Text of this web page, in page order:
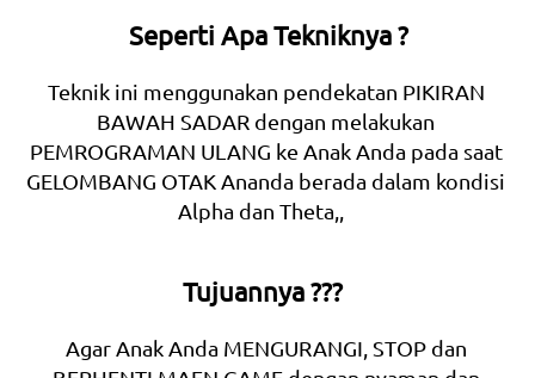
Seperti Apa Tekniknya ?
Teknik ini menggunakan pendekatan PIKIRAN
BAWAH SADAR dengan melakukan
PEMROGRAMAN ULANG ke Anak Anda pada saat
GELOMBANG OTAK Ananda berada dalam kondisi
Alpha dan Theta,,
Tujuannya ???
Agar Anak Anda MENGURANGI, STOP dan